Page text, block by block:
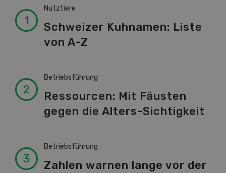
Nutztiere
Schweizer Kuhnamen: Liste
von A-Z
Betriebsführung
Ressourcen: Mit Fäusten
gegen die Alters-Sichtigkeit
Betriebsführung
Zahlen warnen lange vor der